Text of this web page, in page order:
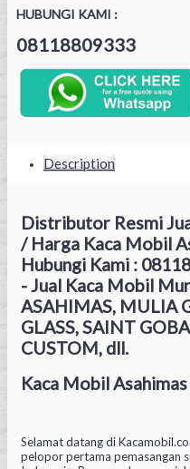
HUBUNGI KAMI :
08118809333
Description
Distributor Resmi
/ Harga Kaca Mobil
Hubungi Kami :
- Jual Kaca Mobil
ASAHIMAS, MULIA
GLASS, SAINT
CUSTOM, dll.
Kaca Mobil
Selamat datang di
pelopor pertama pemasangan